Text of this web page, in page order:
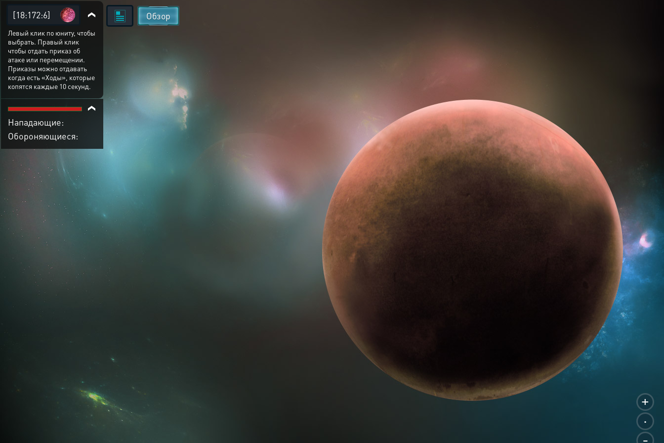
+
.
-
Обзор
[18:172:6]
Левый клик по юниту, чтобы
выбрать. Правый клик
чтобы отдать приказ об
атаке или перемещении.
Приказы можно отдавать
когда есть «Ходы», которые
копятся каждые 10 секунд.
Нападающие:
Обороняющиеся: